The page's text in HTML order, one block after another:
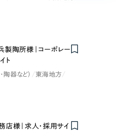
製陶所様｜コーポレー
ト
陶器など）
東海地方
様｜求人・採用サイ